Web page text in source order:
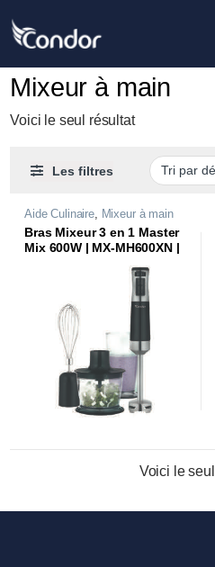
Mixeur à main
Voici le seul résultat
Les filtres
Aide Culinaire, Mixeur à main
Bras Mixeur 3 en 1 Master
Mix 600W | MX-MH600XN |
Voici le